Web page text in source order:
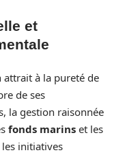
et
à la pureté de
de ses
la gestion raisonnée
fonds marins et les
initiatives